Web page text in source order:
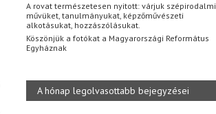
A rovat természetesen nyitott: várjuk szépirodalmi
művüket, tanulmányukat, képzőművészeti
alkotásukat, hozzászólásukat.
Köszönjük a fotókat a Magyarországi Református
Egyháznak
A hónap legolvasottabb bejegyzései